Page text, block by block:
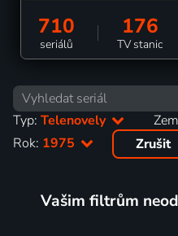
710
seriálů
176
TV stanic
Typ: Telenovely
Rok: 1975 Zrušit
Vašim filtrům